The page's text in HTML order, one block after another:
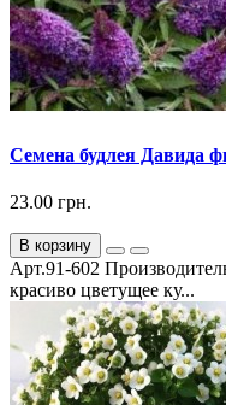
Семена будлея Давида
23.00 грн.
В корзину
Арт.91-602
красиво цветущее ку...